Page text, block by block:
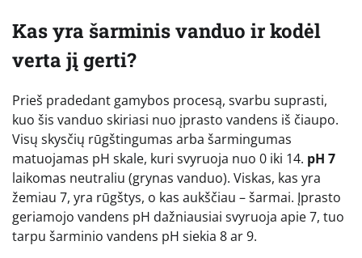
Kas yra šarminis vanduo ir kodėl
verta jį gerti?
Prieš pradedant gamybos procesą, svarbu suprasti,
kuo šis vanduo skiriasi nuo įprasto vandens iš čiaupo.
Visų skysčių rūgštingumas arba šarmingumas
matuojamas pH skale, kuri svyruoja nuo 0 iki 14. pH 7
laikomas neutraliu (grynas vanduo). Viskas, kas yra
žemiau 7, yra rūgštys, o kas aukščiau – šarmai. Įprasto
geriamojo vandens pH dažniausiai svyruoja apie 7, tuo
tarpu šarminio vandens pH siekia 8 ar 9.